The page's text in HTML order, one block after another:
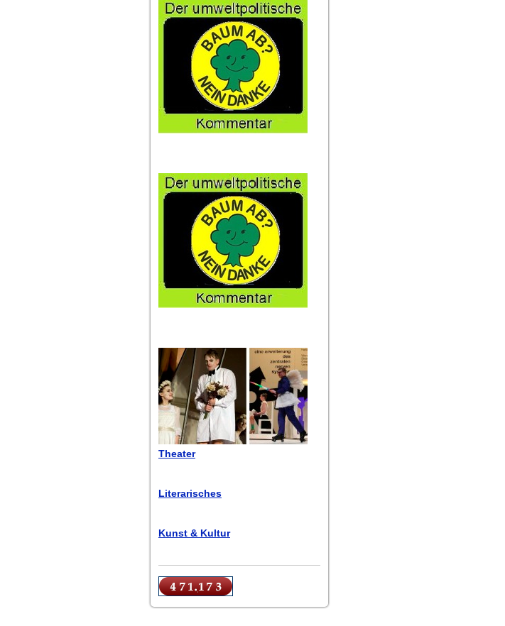
Theater
Literarisches
Kunst & Kultur